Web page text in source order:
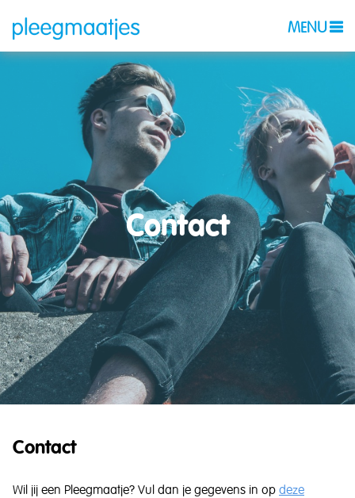
MENU
Contact
Contact
Wil jij een Pleegmaatje? Vul dan je gegevens in op deze